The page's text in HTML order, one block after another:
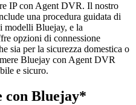
IP con Agent DVR. Il nostro
una procedura guidata di
modelli Bluejay, e la
opzioni di connessione
sia per la sicurezza domestica o
Bluejay con Agent DVR
e sicuro.
con Bluejay*